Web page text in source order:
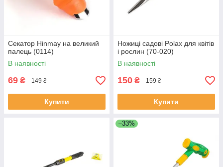
Секатор Hinmay на великий
палець (0114)
В наявності
69 ₴ 149 ₴
Купити
Ножиці садові Polax для квітів
і рослин (70-020)
В наявності
150 ₴ 159 ₴
Купити
–33%